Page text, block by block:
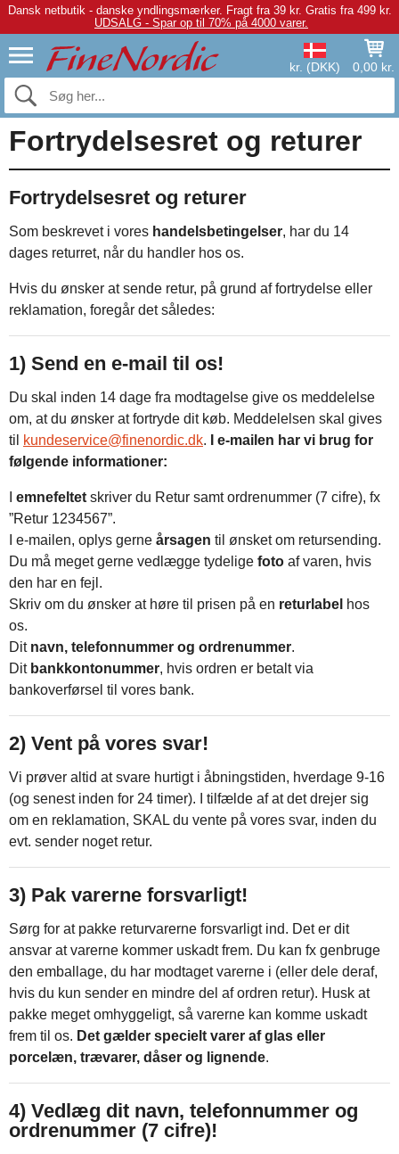
Dansk netbutik - danske yndlingsmærker. Fragt fra 39 kr. Gratis fra 499 kr.
UDSALG - Spar op til 70% på 4000 varer.
kr. (DKK) 0,00 kr.
Fortrydelsesret og returer
Fortrydelsesret og returer
Som beskrevet i vores handelsbetingelser, har du 14
dages returret, når du handler hos os.
Hvis du ønsker at sende retur, på grund af fortrydelse eller
reklamation, foregår det således:
1) Send en e-mail til os!
Du skal inden 14 dage fra modtagelse give os meddelelse
om, at du ønsker at fortryde dit køb. Meddelelsen skal gives
til
kundeservice@finenordic.dk.
I e-mailen har vi brug for
følgende informationer:
emnefeltet skriver du Retur samt ordrenummer (7 cifre), fx
”Retur 1234567”.
I e-mailen, oplys gerne årsagen til ønsket om retursending.
Du må meget gerne vedlægge tydelige foto af varen, hvis
den har en fejl.
Skriv om du ønsker at høre til prisen på en returlabel hos
os.
Dit navn, telefonnummer og ordrenummer.
Dit bankkontonummer, hvis ordren er betalt via
bankoverførsel til vores bank.
2) Vent på vores svar!
Vi prøver altid at svare hurtigt i åbningstiden, hverdage 9-16
(og senest inden for 24 timer). I tilfælde af at det drejer sig
om en reklamation, SKAL du vente på vores svar, inden du
evt. sender noget retur.
3) Pak varerne forsvarligt!
Sørg for at pakke returvarerne forsvarligt ind. Det er dit
ansvar at varerne kommer uskadt frem. Du kan fx genbruge
den emballage, du har modtaget varerne i (eller dele deraf,
hvis du kun sender en mindre del af ordren retur). Husk at
pakke meget omhyggeligt, så varerne kan komme uskadt
frem til os. Det gælder specielt varer af glas eller
porcelæn, trævarer, dåser og lignende.
4) Vedlæg dit navn, telefonnummer og
ordrenummer (7 cifre)!